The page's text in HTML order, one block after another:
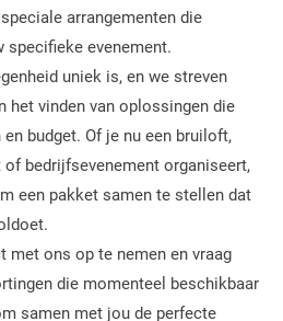
arrangementen die
specifieke evenement.
uniek is, en we streven
het vinden van oplossingen die
budget. Of je nu een bruiloft,
bedrijfsevenement organiseert,
een pakket samen te stellen dat
met ons op te nemen en vraag
die momenteel beschikbaar
samen met jou de perfecte